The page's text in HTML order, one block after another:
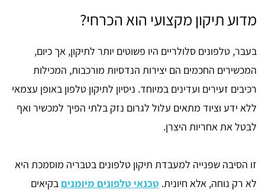
מדוע תיקון מקצועי הוא הכרחי?
בעבר, טלפונים סלולריים היו פשוטים יותר לתיקון, אך כיום,
המכשירים החכמים הם יצירות הנדסיות מורכבות, המכילות
רכיבים זעירים ועדינים במיוחד. ניסיון לתיקון טלפון באופן עצמאי
ללא ידע וציוד מתאים עלול לגרום נזק בלתי הפיך למכשיר ואף
לבטל את אחריות היצרן.
זו הסיבה שפנייה למעבדת תיקון טלפונים בטבריה מוסמכת היא
לא רק נוחה, אלא חיונית. טכנאי טלפונים מיומנים בקיאים